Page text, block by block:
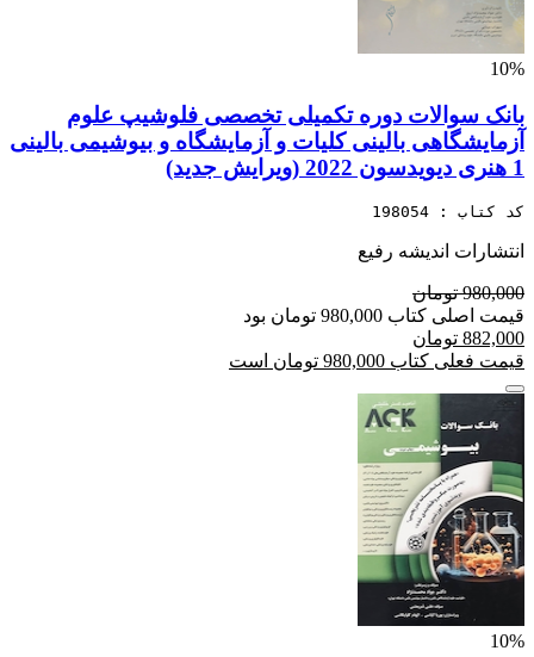
10%
بانک سوالات دوره تکمیلی تخصصی فلوشیپ علوم
آزمایشگاهی بالینی کلیات و آزمایشگاه و بیوشیمی بالینی
1 هنری دیویدسون 2022 (ویرایش جدید)
کد کتاب : 198054
انتشارات اندیشه رفیع
980,000 تومان
قیمت اصلی کتاب 980,000 تومان بود
882,000 تومان
قیمت فعلی کتاب 980,000 تومان است
10%